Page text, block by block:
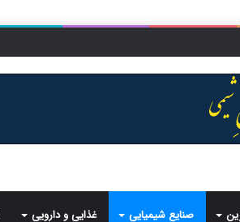
صنایع شیمیایی غذایی و دارویی